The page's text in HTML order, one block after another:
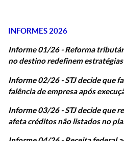
INFORMES 2026
Informe 01/26 - Reforma
no destino redefinem
Informe 02/26 - STJ decide que
falência de empresa após
Informe 03/26 - STJ decide que
afeta créditos não listados no